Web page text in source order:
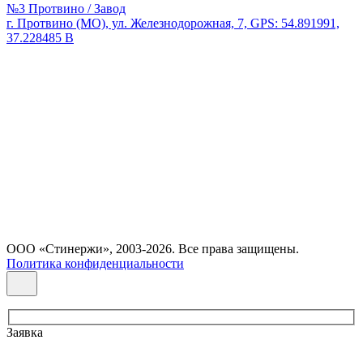
№3 Протвино / Завод
г. Протвино (МО), ул. Железнодорожная, 7, GPS: 54.891991,
37.228485 В
ООО «Стинержи», 2003-2026. Все права защищены.
Политика конфиденциальности
Заявка